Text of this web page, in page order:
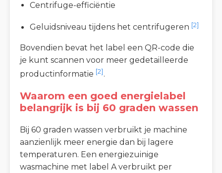
Centrifuge-efficiëntie
Geluidsniveau tijdens het centrifugeren [2]
Bovendien bevat het label een QR-code die
je kunt scannen voor meer gedetailleerde
productinformatie [2].
Waarom een goed energielabel
belangrijk is bij 60 graden wassen
Bij 60 graden wassen verbruikt je machine
aanzienlijk meer energie dan bij lagere
temperaturen. Een energiezuinige
wasmachine met label A verbruikt per